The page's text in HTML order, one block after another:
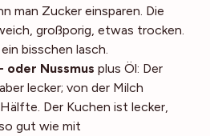
man Zucker einsparen. Die
großporig, etwas trocken.
bisschen lasch.
oder Nussmus plus Öl: Der
lecker; von der Milch
Der Kuchen ist lecker,
gut wie mit